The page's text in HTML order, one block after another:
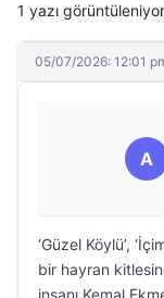
1 yazı
05/07/2026: 12:01
A
‘Güzel Köylü’,
bir hayran
insanı Kemal